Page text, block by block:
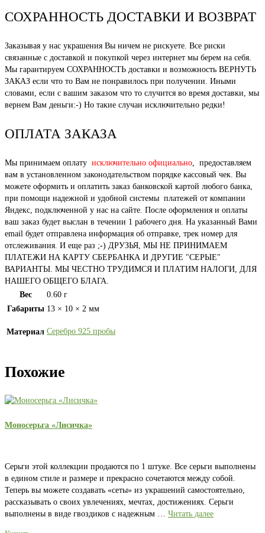
СОХРАННОСТЬ ДОСТАВКИ И ВОЗВРАТ
Заказывая у нас украшения Вы ничем не рискуете. Все риски
связанные с доставкой и покупкой через интернет мы берем на себя.
Мы гарантируем СОХРАННОСТЬ доставки и возможность ВЕРНУТЬ
ЗАКАЗ если что то Вам не понравилось при получении. Иными
словами, если с вашим заказом что то случится во время доставки, мы
вернем Вам деньги:-) Но такие случаи исключительно редки!
ОПЛАТА ЗАКАЗА
Мы принимаем оплату исключительно официально, предоставляем
вам в установленном законодательством порядке кассовый чек. Вы
можете оформить и оплатить заказ банковской картой любого банка,
при помощи надежной и удобной системы платежей от компании
Яндекс, подключенной у нас на сайте. После оформления и оплаты
ваш заказ будет выслан в течении 1 рабочего дня. На указанный Вами
email будет отправлена информация об отправке, трек номер для
отслеживания. И еще раз ;-) ДРУЗЬЯ, МЫ НЕ ПРИНИМАЕМ
ПЛАТЕЖИ НА КАРТУ СБЕРБАНКА И ДРУГИЕ "СЕРЫЕ"
ВАРИАНТЫ. МЫ ЧЕСТНО ТРУДИМСЯ И ПЛАТИМ НАЛОГИ, ДЛЯ
НАШЕГО ОБЩЕГО БЛАГА.
Вес
0.60 г
Габариты 13 × 10 × 2 мм
Материал Серебро 925 пробы
Похожие
Моносерьга «Лисичка»
Серьги этой коллекции продаются по 1 штуке. Все серьги выполнены
в едином стиле и размере и прекрасно сочетаются между собой.
Теперь вы можете создавать «сеты» из украшений самостоятельно,
рассказывать о своих увлечениях, мечтах, достижениях. Серьги
выполнены в виде гвоздиков с надежным … Читать далее